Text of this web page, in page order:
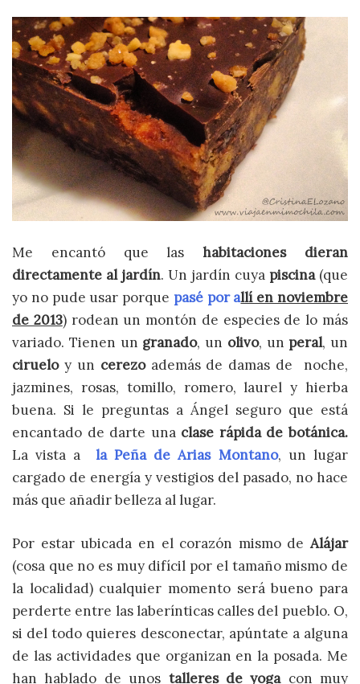
Me encantó que lashabitaciones dieran
directamente al jardín. Un jardín cuya piscina(que
yo no pude usar porque pasé por allí en noviembre
de 2013)rodean un montón de especies de lo más
variado. Tienen un granado, un olivo, un peral, un
cirueloy un cerezoademás de damas de noche,
jazmines, rosas, tomillo, romero, laurel y hierba
buena. Si le preguntas a Ángel seguro que está
encantado de darte una clase rápida de botánica.
La vista a la Peña de Arias Montano, un lugar
cargado de energía y vestigios del pasado, no hace
más que añadir belleza al lugar.
Por estar ubicada en el corazón mismo de Alájar
(cosa que no es muy difícil por el tamaño mismo de
la localidad) cualquier momento será bueno para
perderte entre las laberínticas calles del pueblo. O,
si del todo quieres desconectar, apúntate a alguna
de las actividades que organizan en la posada. Me
han hablado de unos talleres de yogacon muy